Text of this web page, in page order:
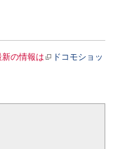
の情報は
ドコモショッ